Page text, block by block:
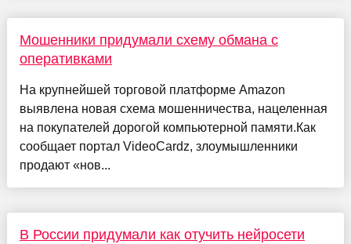
Мошенники придумали схему обмана с
оперативками
На крупнейшей торговой платформе Amazon
выявлена новая схема мошенничества, нацеленная
на покупателей дорогой компьютерной памяти.Как
сообщает портал VideoCardz, злоумышленники
продают «нов...
В России придумали как отучить нейросети